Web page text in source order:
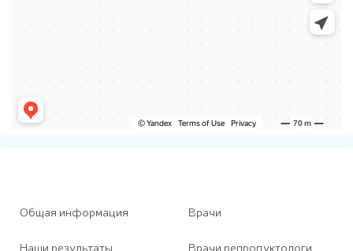
Общая информация
Наши результаты
Врачи
Врачи репродуктологи